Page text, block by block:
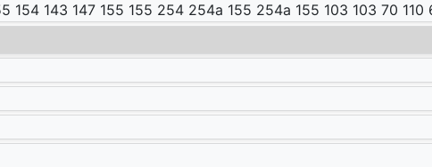
154 143 147 155 155 254 254a 155 254a 155 103 103 70 110